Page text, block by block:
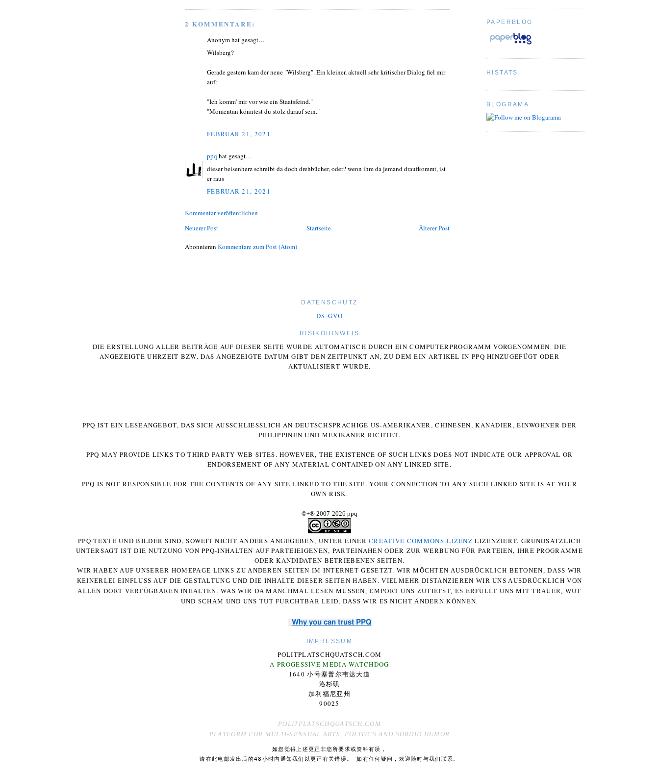
2 KOMMENTARE:
Anonym hat gesagt…
Wilsberg?
Gerade gestern kam der neue "Wilsberg". Ein kleiner, aktuell sehr kritischer Dialog fiel mir
auf:
"Ich komm' mir vor wie ein Staatsfeind."
"Momentan könntest du stolz darauf sein."
FEBRUAR 21, 2021
ppq hat gesagt…
dieser beisenherz schreibt da doch drehbücher, oder? wenn ihm da jemand draufkommt, ist
er raus
FEBRUAR 21, 2021
Kommentar veröffentlichen
Neuerer Post
Älterer Post
Startseite
Abonnieren Kommentare zum Post (Atom)
PAPERBLOG
HISTATS
BLOGRAMA
DATENSCHUTZ
DS-GVO
RISIKOHINWEIS
DIE ERSTELLUNG ALLER BEITRÄGE AUF DIESER SEITE WURDE AUTOMATISCH DURCH EIN COMPUTERPROGRAMM VORGENOMMEN. DIE
ANGEZEIGTE UHRZEIT BZW. DAS ANGEZEIGTE DATUM GIBT DEN ZEITPUNKT AN, ZU DEM EIN ARTIKEL IN PPQ HINZUGEFÜGT ODER
AKTUALISIERT WURDE.
PPQ IST EIN LESEANGEBOT, DAS SICH AUSSCHLIESSLICH AN DEUTSCHSPRACHIGE US-AMERIKANER, CHINESEN, KANADIER, EINWOHNER DER P
HILIPPINEN UND MEXIKANER RICHTET.
PPQ MAY PROVIDE LINKS TO THIRD PARTY WEB SITES. HOWEVER, THE EXISTENCE OF SUCH LINKS DOES NOT INDICATE OUR APPROVAL OR
ENDORSEMENT OF ANY MATERIAL CONTAINED ON ANY LINKED SITE.
PPQ IS NOT RESPONSIBLE FOR THE CONTENTS OF ANY SITE LINKED TO THE SITE. YOUR CONNECTION TO ANY SUCH LINKED SITE IS AT YOUR
OWN RISK.
©+® 2007-2026 ppq
PPQ-TEXTE UND BILDER SIND, SOWEIT NICHT ANDERS ANGEGEBEN, UNTER EINERCREATIVE COMMONS-LIZENZ LIZENZIERT. GRUNDSÄTZLICH
UNTERSAGT IST DIE NUTZUNG VON PPQ-INHALTEN AUF PARTEIEIGENEN, PARTEINAHEN ODER ZUR WERBUNG FÜR PARTEIEN, IHRE PROGRAMME
ODER KANDIDATEN BETRIEBENEN SEITEN.
WIR HABEN AUF UNSERER HOMEPAGE LINKS ZU ANDEREN SEITEN IM INTERNET GESETZT. WIR MÖCHTEN AUSDRÜCKLICH BETONEN, DASS WIR
KEINERLEI EINFLUSS AUF DIE GESTALTUNG UND DIE INHALTE DIESER SEITEN HABEN. VIELMEHR DISTANZIEREN WIR UNS AUSDRÜCKLICH VON
ALLEN DORT VERFÜGBAREN INHALTEN. WAS WIR DA MANCHMAL LESEN MÜSSEN, EMPÖRT UNS ZUTIEFST, ES ERFÜLLT UNS MIT TRAUER, WUT
UND SCHAM UND UNS TUT FURCHTBAR LEID, DASS WIR ES NICHT ÄNDERN KÖNNEN.
Why you can trust PPQ
IMPRESSUM
POLITPLATSCHQUATSCH.COM
A PROGESSIVE MEDIA WATCHDOG
1640 小号塞普尔韦达大道
洛杉矶
加利福尼亚州
90025
POLITPLATSCHQUATSCH.COM
PLATFORM FOR MULTI-SENSUAL ARTS, POLITICS AND SORDID HUMOR
如您觉得上述更正非您所要求或资料有误，
请在此电邮发出后的48小时内通知我们以更正有关错误。 如有任何疑问，欢迎随时与我们联系。